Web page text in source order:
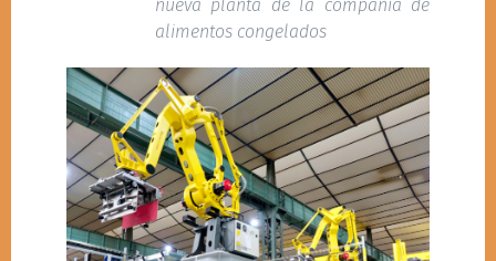
nueva planta de la compañía de
alimentos congelados